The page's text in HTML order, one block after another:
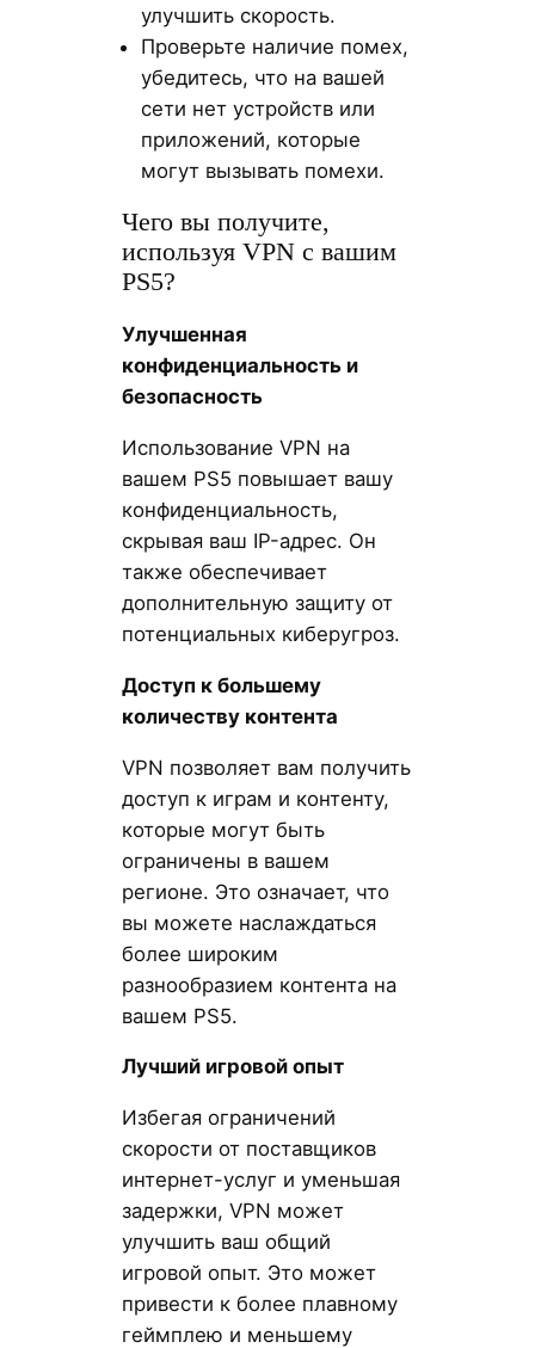
улучшить скорость.
Проверьте наличие помех,
убедитесь, что на вашей
сети нет устройств или
приложений, которые
могут вызывать помехи.
Чего вы получите,
используя VPN с вашим
PS5?
Улучшенная
конфиденциальность и
безопасность
Использование VPN на
вашем PS5 повышает вашу
конфиденциальность,
скрывая ваш IP-адрес. Он
также обеспечивает
дополнительную защиту от
потенциальных киберугроз.
Доступ к большему
количеству контента
VPN позволяет вам получить
доступ к играм и контенту,
которые могут быть
ограничены в вашем
регионе. Это означает, что
вы можете наслаждаться
более широким
разнообразием контента на
вашем PS5.
Лучший игровой опыт
Избегая ограничений
скорости от поставщиков
интернет-услуг и уменьшая
задержки, VPN может
улучшить ваш общий
игровой опыт. Это может
привести к более плавному
геймплею и меньшему